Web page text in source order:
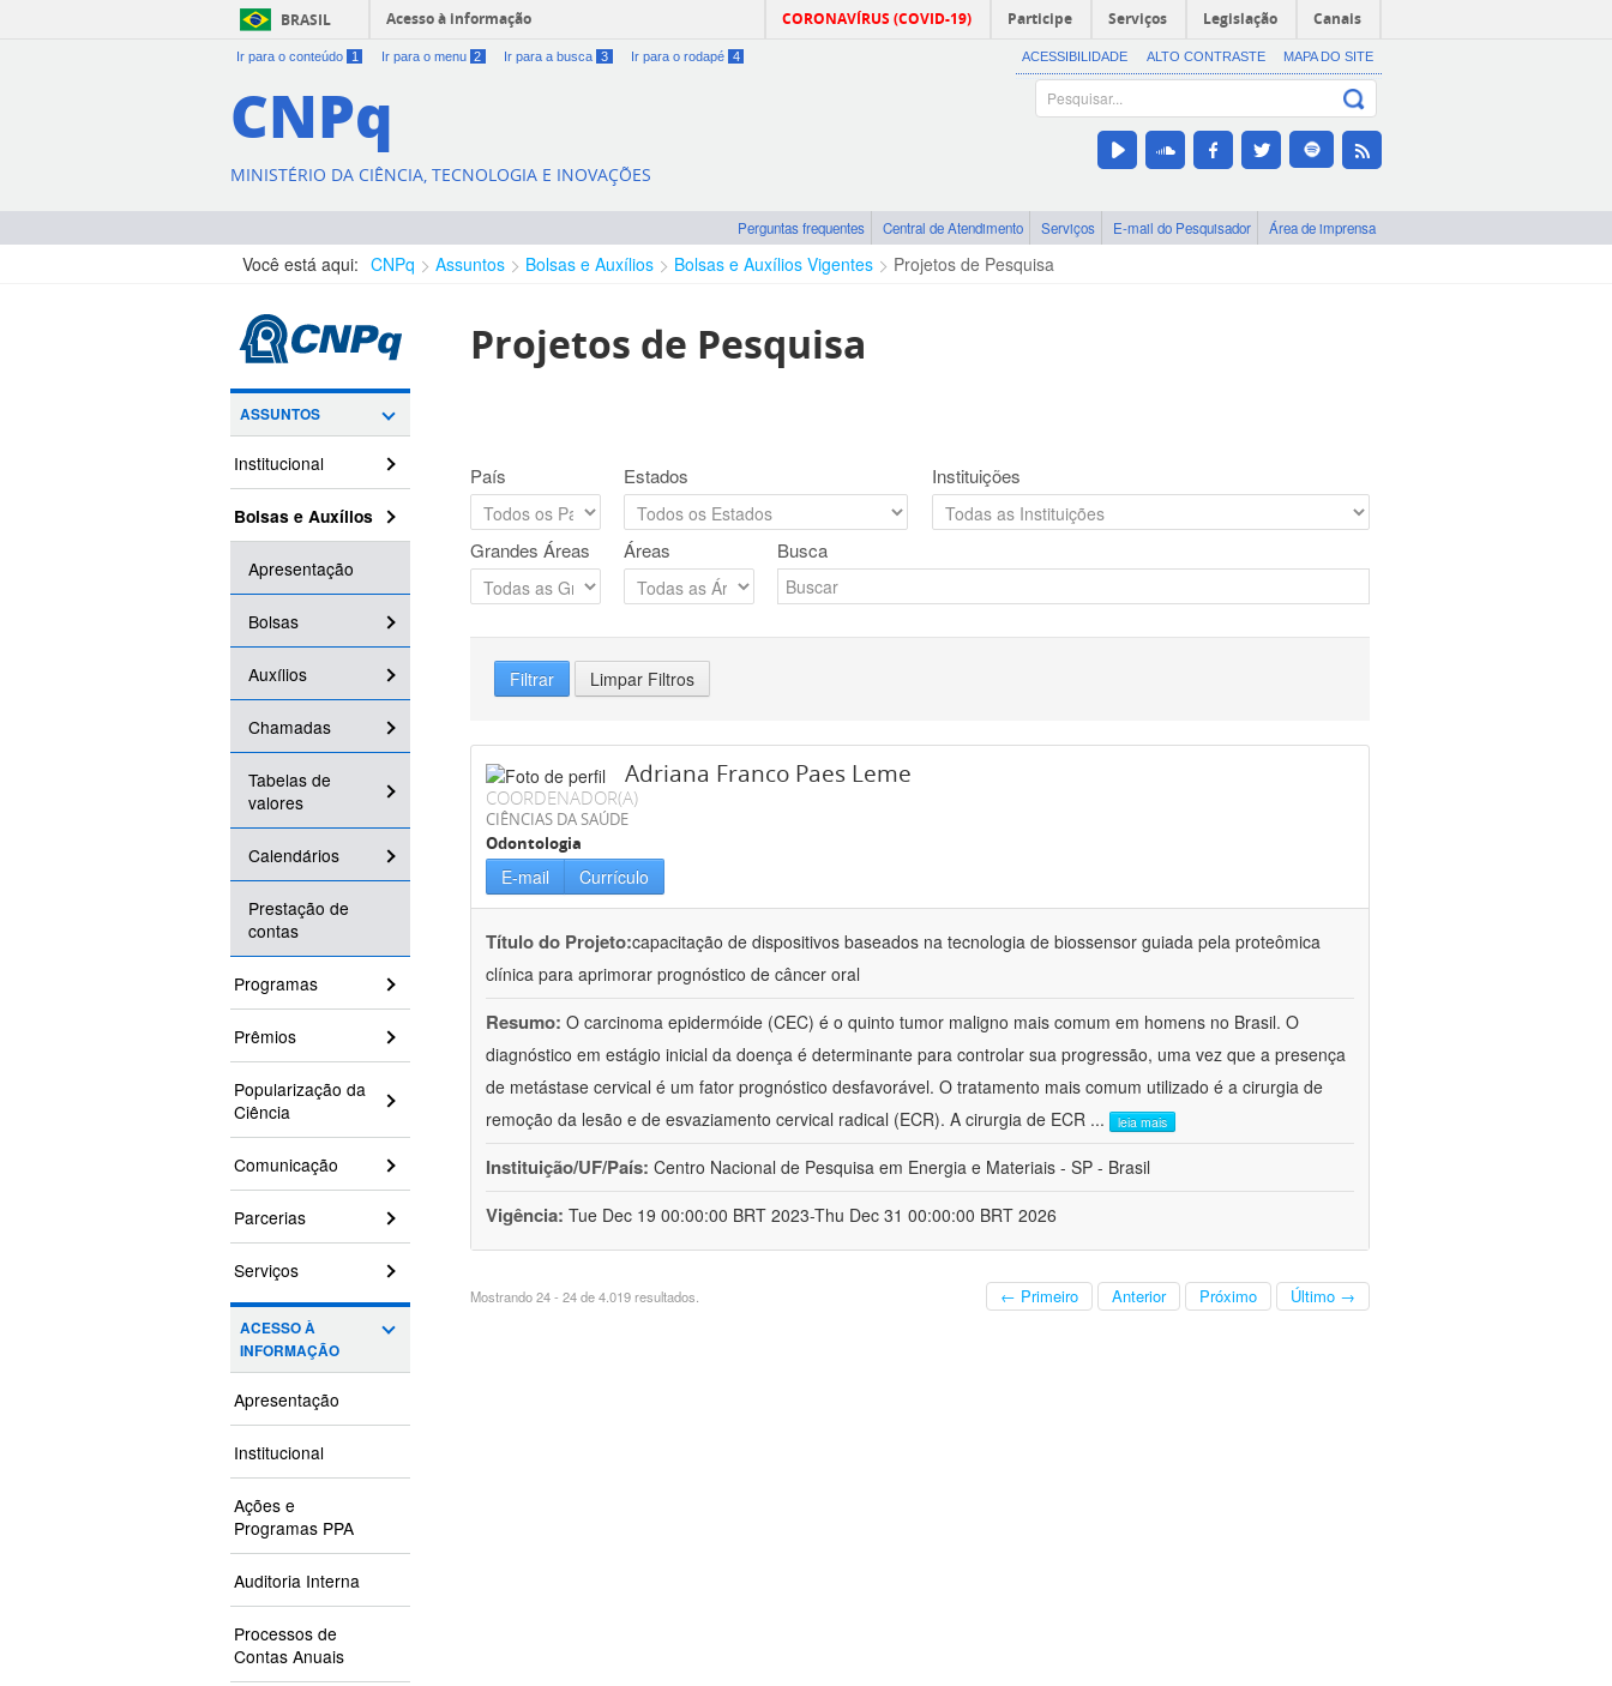
BRASIL Acesso à informação CORONAVÍRUS (COVID-19) Participe Serviços Legislação Canais
Ir para o conteúdo 1 Ir para o menu 2 Ir para a busca 3 Ir para o rodapé 4 ACESSIBILIDADE ALTO CONTRASTE MAPA DO SITE
CNPq
MINISTÉRIO DA CIÊNCIA, TECNOLOGIA E INOVAÇÕES
Perguntas frequentes Central de Atendimento Serviços E-mail do Pesquisador Área de imprensa
Você está aqui: CNPq Assuntos Bolsas e Auxílios Bolsas e Auxílios Vigentes Projetos de Pesquisa
ASSUNTOS
Institucional
Bolsas e Auxílios
Apresentação
Bolsas
Auxílios
Chamadas
Tabelas de
valores
Calendários
Prestação de
contas
Programas
Prêmios
Popularização da
Ciência
Comunicação
Parcerias
Serviços
ACESSO À
INFORMAÇÃO
Apresentação
Institucional
Ações e
Programas PPA
Auditoria Interna
Processos de
Contas Anuais
Projetos de Pesquisa
País Estados Instituições
Grandes Áreas Áreas Busca
Filtrar Limpar Filtros
Adriana Franco Paes Leme
COORDENADOR(A)
CIÊNCIAS DA SAÚDE
Odontologia
E-mail Currículo
Título do Projeto:capacitação de dispositivos baseados na tecnologia de biossensor guiada pela proteômica
clínica para aprimorar prognóstico de câncer oral
Resumo: O carcinoma epidermóide (CEC) é o quinto tumor maligno mais comum em homens no Brasil. O
diagnóstico em estágio inicial da doença é determinante para controlar sua progressão, uma vez que a presença
de metástase cervical é um fator prognóstico desfavorável. O tratamento mais comum utilizado é a cirurgia de
remoção da lesão e de esvaziamento cervical radical (ECR). A cirurgia de ECR ... leia mais
Instituição/UF/País: Centro Nacional de Pesquisa em Energia e Materiais - SP - Brasil
Vigência: Tue Dec 19 00:00:00 BRT 2023-Thu Dec 31 00:00:00 BRT 2026
Mostrando 24 - 24 de 4.019 resultados. ← Primeiro Anterior Próximo Último →